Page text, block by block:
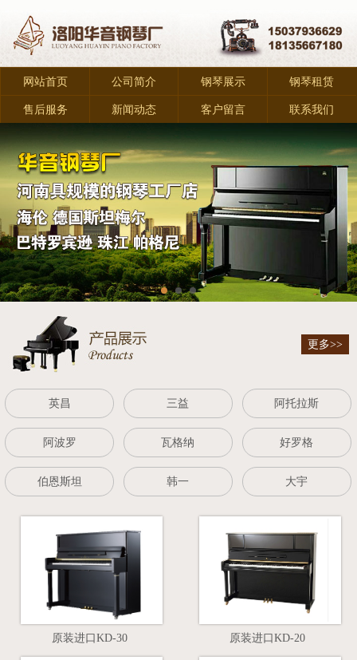
网站首页 公司简介 钢琴展示 钢琴租赁
售后服务 新闻动态 客户留言 联系我们
更多>>
英昌 三益 阿托拉斯
阿波罗 瓦格纳 好罗格
伯恩斯坦 韩一 大宇
原装进口KD-30 原装进口KD-20